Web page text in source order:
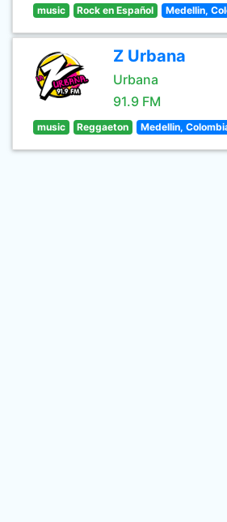
music Rock en Español Medellin,
Z Urbana
Urbana
91.9 FM
music Reggaeton Medellin,